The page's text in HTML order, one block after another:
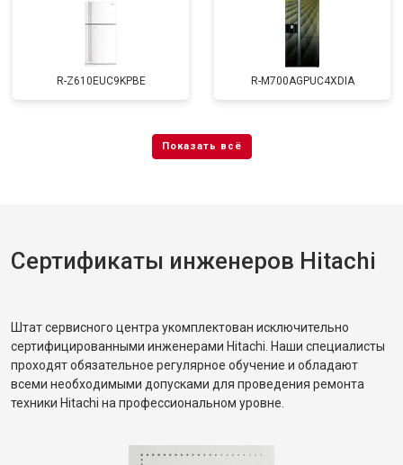
R-Z610EUC9KPBE R-M700AGPUC4XDIA
Сертификаты инженеров Hitachi
Штат сервисного центра укомплектован исключительно
сертифицированными инженерами Hitachi. Наши специалисты
проходят обязательное регулярное обучение и обладают
всеми необходимыми допусками для проведения ремонта
техники Hitachi на профессиональном уровне.